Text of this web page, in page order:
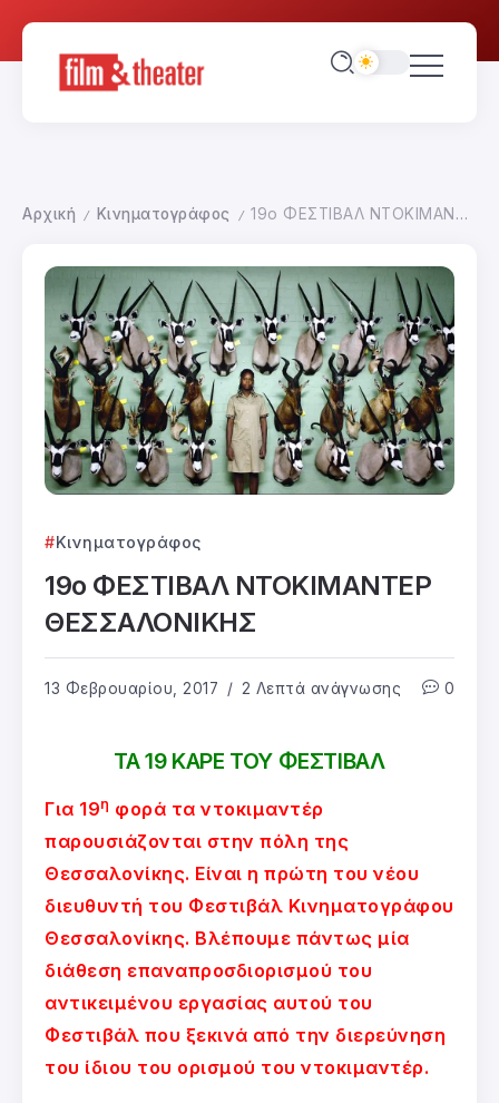
Αρχική / Κινηματογράφος / 19ο ΦΕΣΤΙΒΑΛ ΝΤΟΚΙΜΑΝΤΕΡ ΘΕΣΣΑΛΟΝΙΚΗΣ
Κινηματογράφος
19ο ΦΕΣΤΙΒΑΛ ΝΤΟΚΙΜΑΝΤΕΡ
ΘΕΣΣΑΛΟΝΙΚΗΣ
13 Φεβρουαρίου, 2017 2 Λεπτά ανάγνωσης 0
ΤΑ 19 ΚΑΡΕ ΤΟΥ ΦΕΣΤΙΒΑΛ
Για 19η φορά τα ντοκιμαντέρ
παρουσιάζονται στην πόλη της
Θεσσαλονίκης. Είναι η πρώτη του νέου
διευθυντή του Φεστιβάλ Κινηματογράφου
Θεσσαλονίκης. Βλέπουμε πάντως μία
διάθεση επαναπροσδιορισμού του
αντικειμένου εργασίας αυτού του
Φεστιβάλ που ξεκινά από την διερεύνηση
του ίδιου του ορισμού του ντοκιμαντέρ.